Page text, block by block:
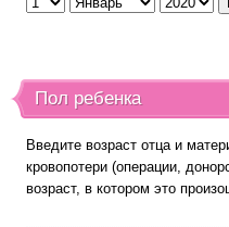
Пол ребенка
Введите возраст отца и
кровопотери (операции,
возраст, в котором это